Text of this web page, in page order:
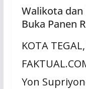
Walikota dan
Buka Panen
KOTA
Yon